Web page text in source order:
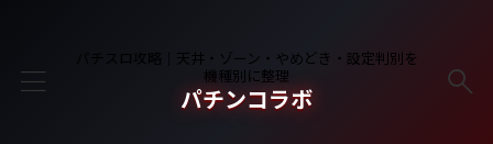
パチスロ攻略｜天井・ゾーン・やめどき・設定判別を
機種別に整理
パチンコラボ